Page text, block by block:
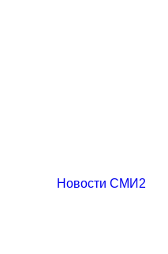
Новости СМИ2